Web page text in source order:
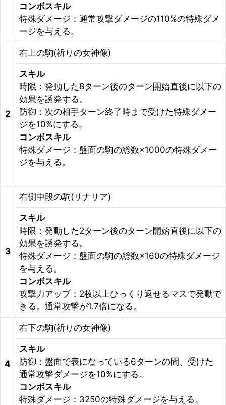
コンボスキル
特殊ダメージ：通常攻撃ダメージの110%の特殊ダメ
ージを与える。
2
右上の駒(祈りの女神像)
スキル
時限：発動した8ターン後のターン開始直後に以下の
効果を誘発する。
防御：次の相手ターン終了時まで受けた特殊ダメー
ジを10%にする。
コンボスキル
特殊ダメージ：盤面の駒の総数×1000の特殊ダメー
ジを与える。
3
右側中段の駒(リナリア)
スキル
時限：発動した2ターン後のターン開始直後に以下の
効果を誘発する。
特殊ダメージ：盤面の駒の総数×160の特殊ダメージ
を与える。
コンボスキル
攻撃力アップ：2枚以上ひっくり返せるマスで発動で
きる。通常攻撃が1.7倍になる。
4
右下の駒(祈りの女神像)
スキル
防御：盤面で表になっている6ターンの間、受けた
通常攻撃ダメージを10%にする。
コンボスキル
特殊ダメージ：3250の特殊ダメージを与える。